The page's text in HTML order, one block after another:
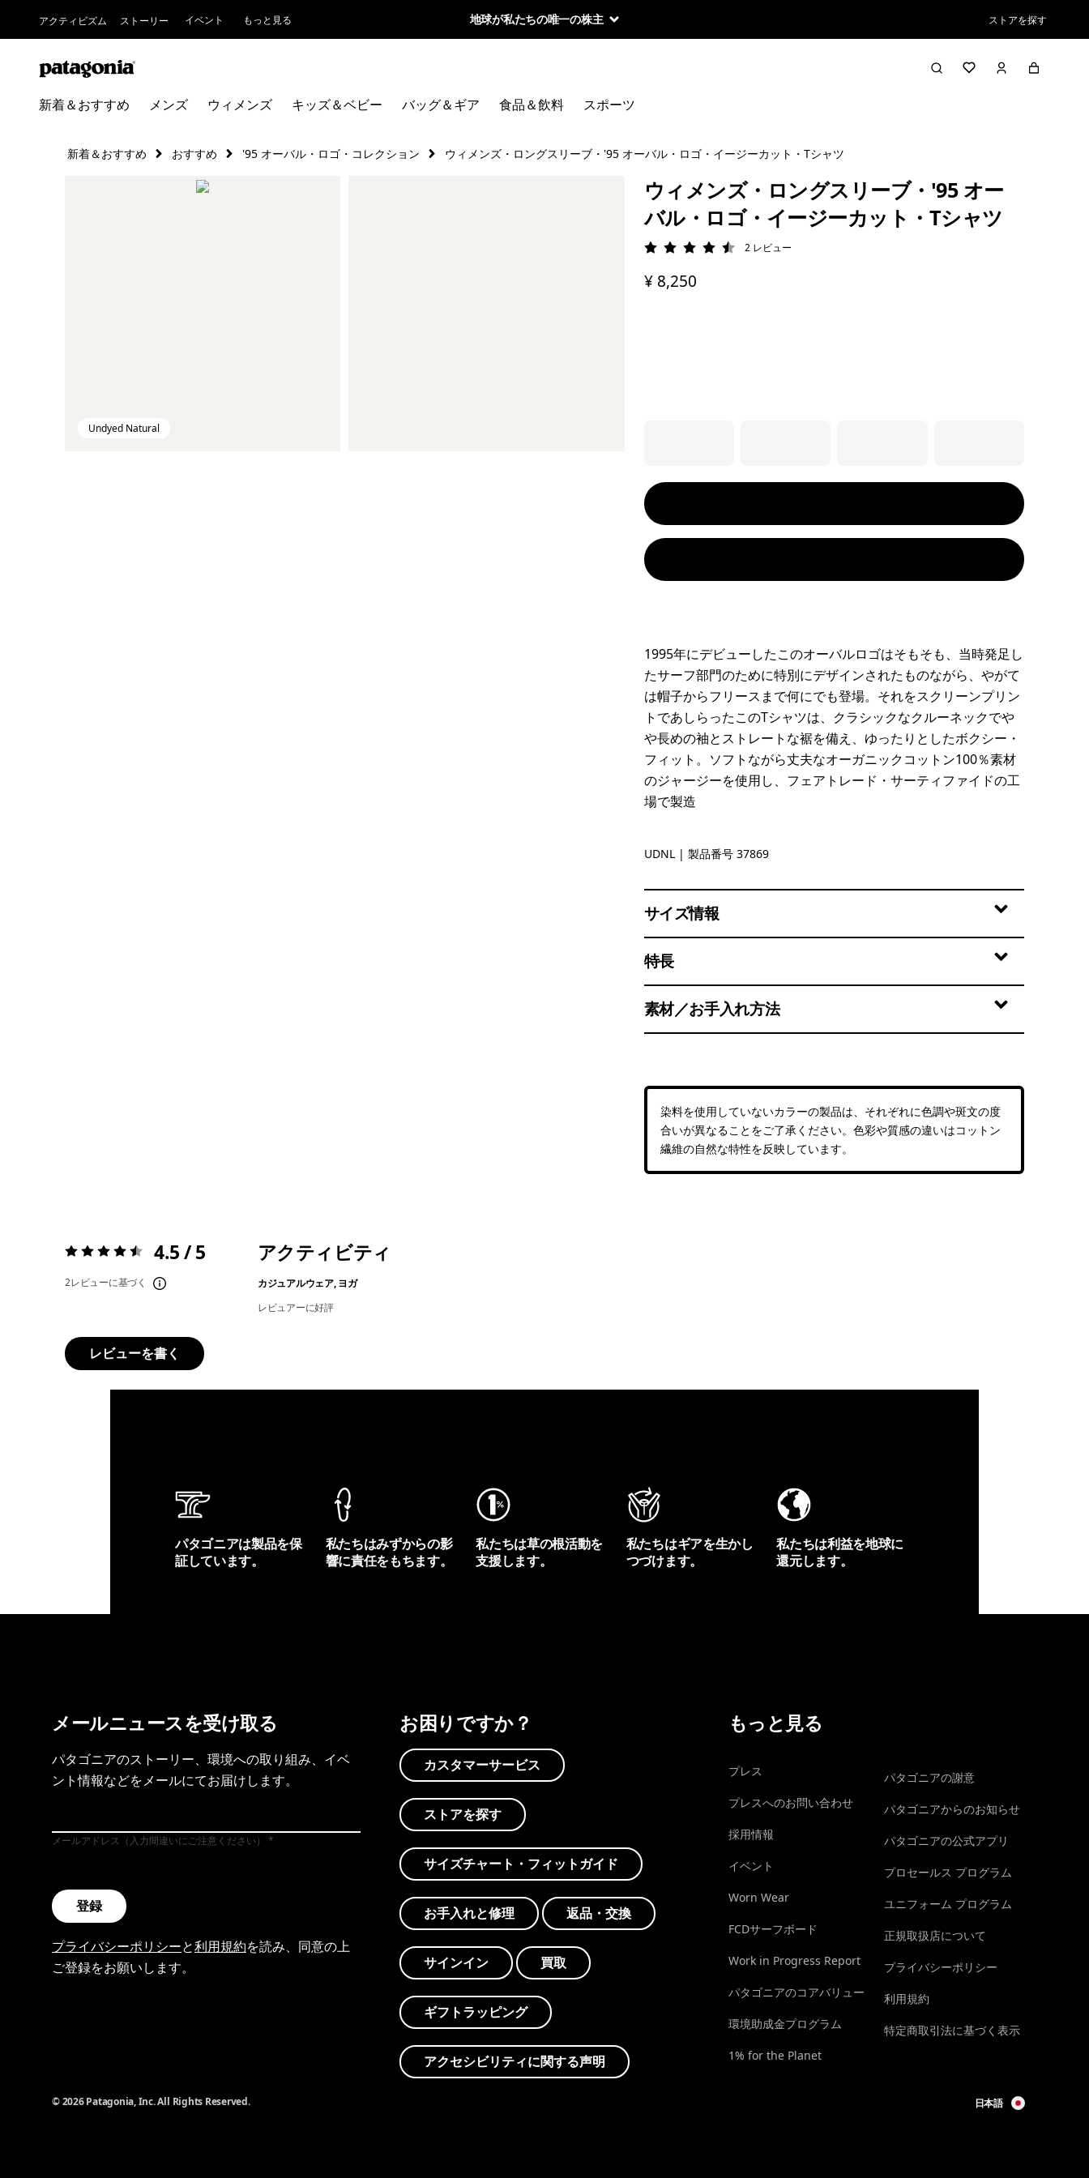
アクティビズム ストーリー イベント もっと見る 地球が私たちの唯一の株主 ストアを探す
新着＆おすすめ メンズ ウィメンズ キッズ＆ベビー バッグ＆ギア 食品＆飲料 スポーツ
新着＆おすすめ おすすめ '95 オーバル・ロゴ・コレクション ウィメンズ・ロングスリーブ・'95 オーバル・ロゴ・イージーカット・Tシャツ
Undyed Natural
ウィメンズ・ロングスリーブ・'95 オー
バル・ロゴ・イージーカット・Tシャツ
評価: 4.5 / 5
2 レビュー
¥ 8,250
1995年にデビューしたこのオーバルロゴはそもそも、当時発足し
たサーフ部門のために特別にデザインされたものながら、やがて
は帽子からフリースまで何にでも登場。それをスクリーンプリン
トであしらったこのTシャツは、クラシックなクルーネックでや
や長めの袖とストレートな裾を備え、ゆったりとしたボクシー・
フィット。ソフトながら丈夫なオーガニックコットン100％素材
のジャージーを使用し、フェアトレード・サーティファイドの工
場で製造
Undyed Natural
UDNL | 製品番号 37869
サイズ情報
特長
素材／お手入れ方法
染料を使用していないカラーの製品は、それぞれに色調や斑文の度
合いが異なることをご了承ください。色彩や質感の違いはコットン
繊維の自然な特性を反映しています。
評価:4.5 / 5 4.5 / 5
2レビューに基づく
アクティビティ
カジュアルウェア, ヨガ
レビュアーに好評
レビューを書く
パタゴニアは製品を保
証しています。
私たちはみずからの影
響に責任をもちます。
私たちは草の根活動を
支援します。
私たちはギアを生かし
つづけます。
私たちは利益を地球に
還元します。
メールニュースを受け取る
パタゴニアのストーリー、環境への取り組み、イベ
ント情報などをメールにてお届けします。
メールアドレス（入力間違いにご注意ください）
登録
プライバシーポリシーと利用規約を読み、同意の上
ご登録をお願いします。
お困りですか？
カスタマーサービス
ストアを探す
サイズチャート・フィットガイド
お手入れと修理 返品・交換
サインイン 買取
ギフトラッピング
アクセシビリティに関する声明
もっと見る
プレス
プレスへのお問い合わせ
採用情報
イベント
Worn Wear
FCDサーフボード
Work in Progress Report
パタゴニアのコアバリュー
環境助成金プログラム
1% for the Planet
パタゴニアの謝意
パタゴニアからのお知らせ
パタゴニアの公式アプリ
プロセールス プログラム
ユニフォーム プログラム
正規取扱店について
プライバシーポリシー
利用規約
特定商取引法に基づく表示
© 2026 Patagonia, Inc. All Rights Reserved. 日本語